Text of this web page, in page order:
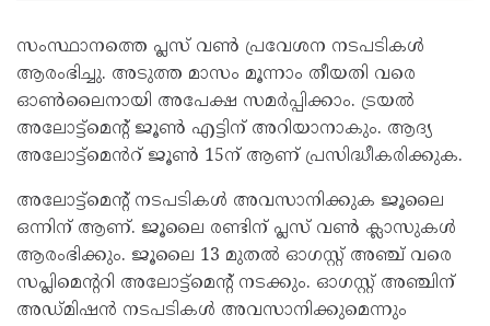
സംസ്ഥാനത്തെ പ്ലസ് വൺ പ്രവേശന നടപടികൾ
ആരംഭിച്ചു. അടുത്ത മാസം മൂന്നാം തീയതി വരെ
ഓൺലൈനായി അപേക്ഷ സമർപ്പിക്കാം. ട്രയൽ
അലോട്ട്മെന്റ് ജൂൺ എട്ടിന് അറിയാനാകും. ആദ്യ
അലോട്ട്മെൻറ് ജൂൺ 15ന് ആണ് പ്രസിദ്ധീകരിക്കുക.
അലോട്ട്മെന്റ് നടപടികൾ അവസാനിക്കുക ജൂലൈ
ഒന്നിന് ആണ്. ജൂലൈ രണ്ടിന് പ്ലസ് വൺ ക്ലാസുകൾ
ആരംഭിക്കും. ജൂലൈ 13 മുതൽ ഓഗസ്റ്റ് അഞ്ച് വരെ
സപ്ലിമെന്ററി അലോട്ട്മെന്റ് നടക്കും. ഓഗസ്റ്റ് അഞ്ചിന്
അഡ്മിഷൻ നടപടികൾ അവസാനിക്കുമെന്നും